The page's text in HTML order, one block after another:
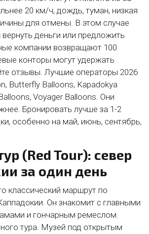
20 км/ч, дождь, туман, низкая
для отмены. В этом случае
деньги или предложить
компании возвращают 100
конторы могут удержать
отзывы. Лучшие операторы 2026
Butterfly Balloons, Kapadokya
Voyager Balloons. Они
Бронировать лучше за 1-2
особенно на май, июнь, сентябрь,
(Red Tour): север
за один день
классический маршрут по
Он знакомит с главными
и гончарным ремеслом.
тура. Музей под открытым